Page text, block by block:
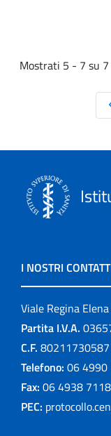
Mostrati 5 - 7 su
I NOSTRI
Viale Regina
Partita I.V.A.
C.F. 80211730587
Telefono: 06 4990
Fax: 06 4938 7118
PEC: